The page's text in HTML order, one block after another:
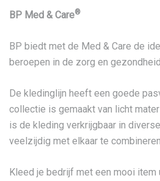
BP Med & Care®
BP biedt met de Med & Care de
beroepen in de zorg en
De kledinglijn heeft een goede
collectie is gemaakt van licht
is de kleding verkrijgbaar in
veelzijdig met elkaar te combineren.
Kleed je bedrijf met een mooi item